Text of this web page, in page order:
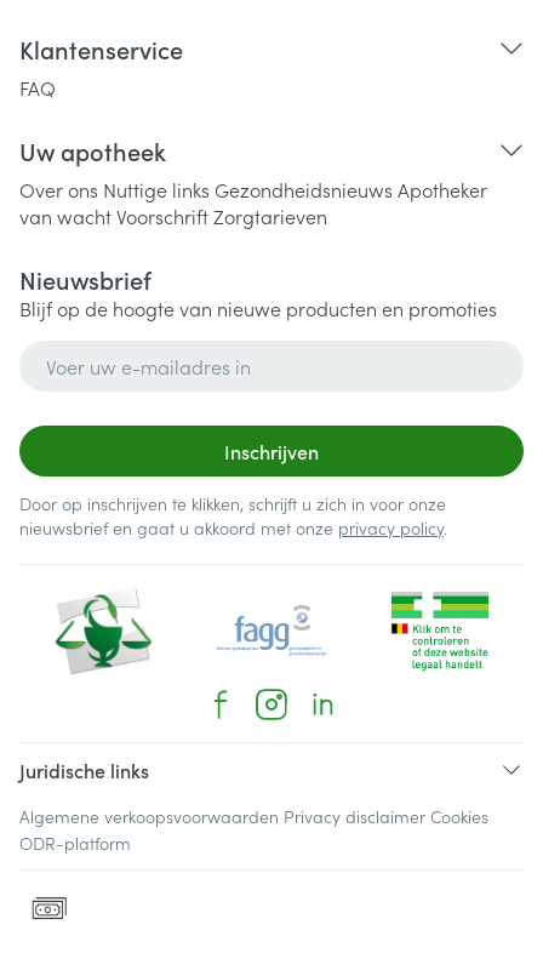
Klantenservice
FAQ
Uw apotheek
Over ons Nuttige links Gezondheidsnieuws Apotheker
van wachtVoorschriftZorgtarieven
Nieuwsbrief
Blijf op de hoogte van nieuwe producten en promoties
Inschrijven
Door op inschrijven te klikken, schrijft u zich in voor onze
nieuwsbrief en gaat u akkoord met onze privacy policy.
Juridische links
Algemene verkoopsvoorwaarden Privacy disclaimer Cookies
ODR-platform